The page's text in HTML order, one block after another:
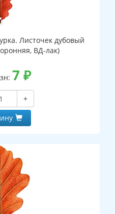
Листочек дубовый
ВД-лак)
7 ₽
+